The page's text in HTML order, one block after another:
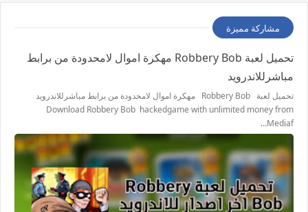
مشاركة مميزة
تحميل لعبة Robbery Bob مهكرة اموال لامحدودة من برابط
مباشرللاندرويد
تحميل لعبة Robbery Bob مهكرة اموال لامحدودة من برابط مباشرللاندرويد
Download Robbery Bob hackedgame with unlimited money from
Mediaf…